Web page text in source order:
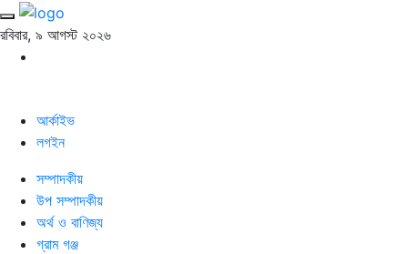
রবিবার, ৯ আগস্ট ২০২৬
আর্কাইভ
লগইন
সম্পাদকীয়
উপ সম্পাদকীয়
অর্থ ও বাণিজ্য
গ্রাম গঞ্জ